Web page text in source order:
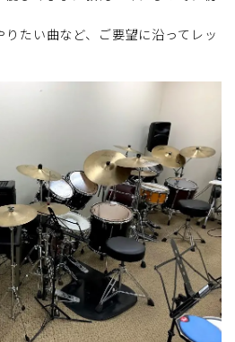
たい曲など、ご要望に沿ってレッ